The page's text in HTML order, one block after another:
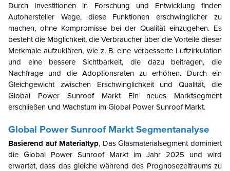
Durch Investitionen in Forschung und Entwicklung finden
Autohersteller Wege, diese Funktionen erschwinglicher zu
machen, ohne Kompromisse bei der Qualität einzugehen. Es
besteht die Möglichkeit, die Verbraucher über die Vorteile dieser
Merkmale aufzuklären, wie z. B. eine verbesserte Luftzirkulation
und eine bessere Sichtbarkeit, die dazu beitragen, die
Nachfrage und die Adoptionsraten zu erhöhen. Durch ein
Gleichgewicht zwischen Erschwinglichkeit und Qualität, die
Global Power Sunroof Markt Ein neues Marktsegment
erschließen und Wachstum im Global Power Sunroof Markt.
Global Power Sunroof Markt Segmentanalyse
Basierend auf Materialtyp, Das Glasmaterialsegment dominiert
die Global Power Sunroof Markt im Jahr 2025 und wird
erwartet, dass das gleiche während des Prognosezeitraums zu